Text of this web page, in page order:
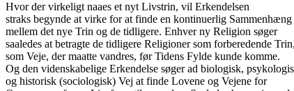
Hvor der virkeligt naaes et nyt Livstrin, vil Erkendelsen
straks begynde at virke for at finde en kontinuerlig Sammenhæng
mellem det nye Trin og de tidligere. Enhver ny Religion søger
saaledes at betragte de tidligere Religioner som forberedende Trin,
som Veje, der maatte vandres, før Tidens Fylde kunde komme.
Og den videnskabelige Erkendelse søger ad biologisk,
og historisk (sociologisk) Vej at finde Lovene og Vejene for